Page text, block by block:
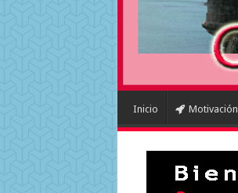
Inicio Motivación